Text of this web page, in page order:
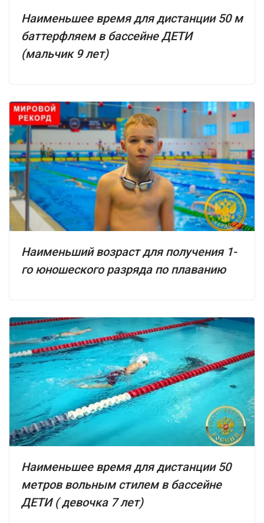
Наименьшее время для дистанции 50 м
баттерфляем в бассейне ДЕТИ
(мальчик 9 лет)
Наименьший возраст для получения 1-
го юношеского разряда по плаванию
Наименьшее время для дистанции 50
метров вольным стилем в бассейне
ДЕТИ ( девочка 7 лет)